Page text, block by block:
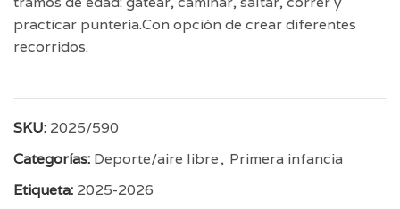
practicar puntería.Con opción de crear diferentes
recorridos.
SKU: 2025/590
Categorías: Deporte/aire libre, Primera infancia
Etiqueta: 2025-2026